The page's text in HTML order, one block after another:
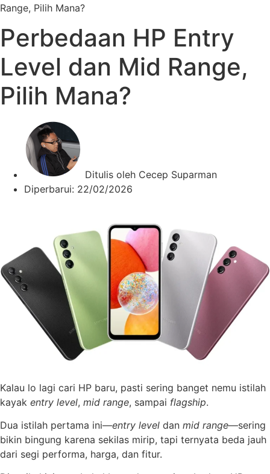
Range, Pilih Mana?
Perbedaan HP Entry
Level dan Mid Range,
Pilih Mana?
Ditulis oleh Cecep Suparman
Diperbarui: 22/02/2026
Kalau lo lagi cari HP baru, pasti sering banget nemu istilah
kayak entry level, mid range, sampai flagship.
Dua istilah pertama ini—entry level dan mid range—sering
bikin bingung karena sekilas mirip, tapi ternyata beda jauh
dari segi performa, harga, dan fitur.